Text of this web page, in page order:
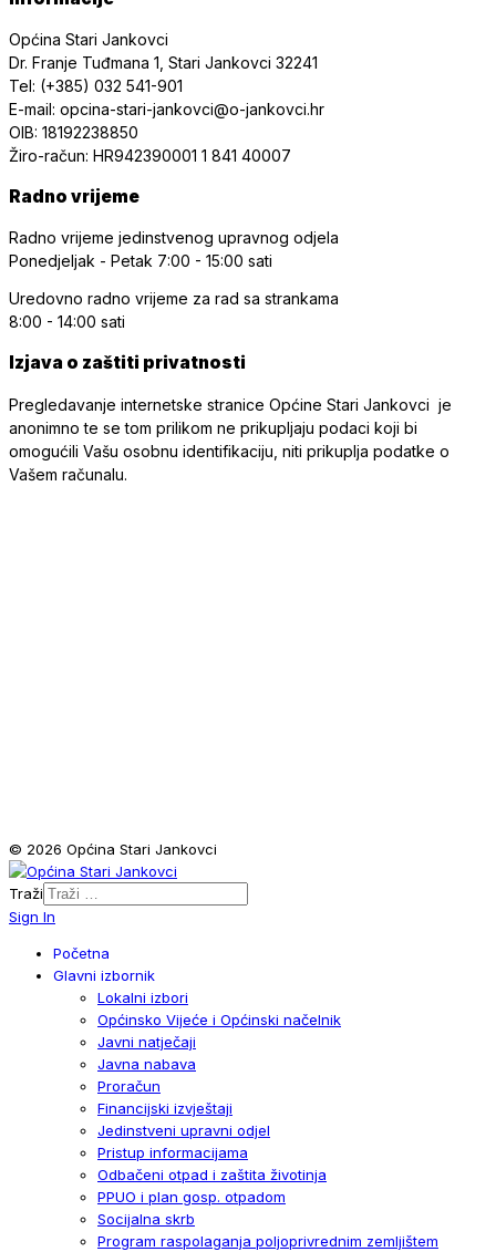
Općina Stari Jankovci
Dr. Franje Tuđmana 1, Stari Jankovci 32241
Tel: (+385) 032 541-901
E-mail: opcina-stari-jankovci@o-jankovci.hr
OIB: 18192238850
Žiro-račun: HR942390001 1 841 40007
Radno vrijeme
Radno vrijeme jedinstvenog upravnog odjela
Ponedjeljak - Petak 7:00 - 15:00 sati
Uredovno radno vrijeme za rad sa strankama
8:00 - 14:00 sati
Izjava o zaštiti privatnosti
Pregledavanje internetske stranice Općine Stari Jankovci je
anonimno te se tom prilikom ne prikupljaju podaci koji bi
omogućili Vašu osobnu identifikaciju, niti prikuplja podatke o
Vašem računalu.
© 2026 Općina Stari Jankovci
Traži
Sign In
Početna
Glavni izbornik
Lokalni izbori
Općinsko Vijeće i Općinski načelnik
Javni natječaji
Javna nabava
Proračun
Financijski izvještaji
Jedinstveni upravni odjel
Pristup informacijama
Odbačeni otpad i zaštita životinja
PPUO i plan gosp. otpadom
Socijalna skrb
Program raspolaganja poljoprivrednim zemljištem